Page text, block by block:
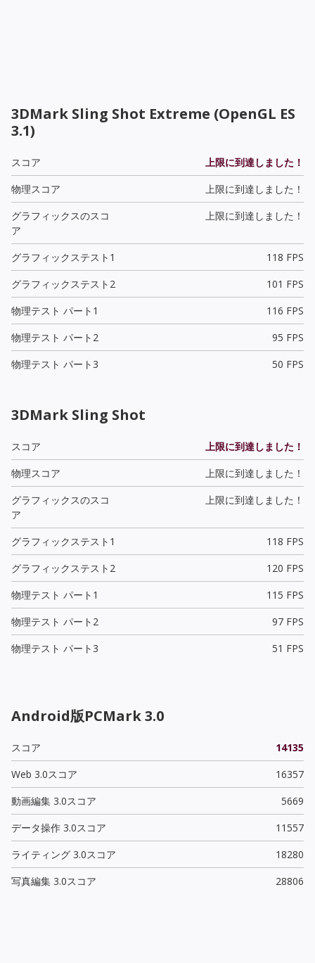
3DMark Sling Shot Extreme (OpenGL ES
3.1)
スコア
上限に到達しました！
物理スコア
上限に到達しました！
グラフィックスのスコ
ア
上限に到達しました！
グラフィックステスト1
118 FPS
グラフィックステスト2
101 FPS
物理テスト パート1
116 FPS
物理テスト パート2
95 FPS
物理テスト パート3
50 FPS
3DMark Sling Shot
スコア
上限に到達しました！
物理スコア
上限に到達しました！
グラフィックスのスコ
ア
上限に到達しました！
グラフィックステスト1
118 FPS
グラフィックステスト2
120 FPS
物理テスト パート1
115 FPS
物理テスト パート2
97 FPS
物理テスト パート3
51 FPS
Android版PCMark 3.0
スコア
14135
Web 3.0スコア
16357
動画編集 3.0スコア
5669
データ操作 3.0スコア
11557
ライティング 3.0スコア
18280
写真編集 3.0スコア
28806